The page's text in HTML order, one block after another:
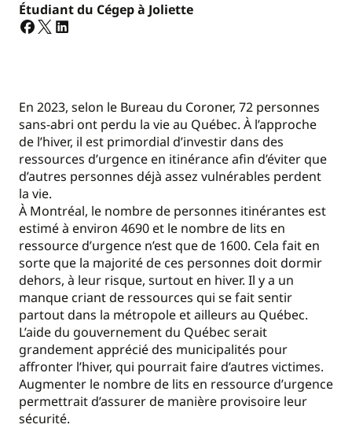
Étudiant du Cégep à Joliette
En 2023, selon le Bureau du Coroner, 72 personnes
sans-abri ont perdu la vie au Québec. À l’approche
de l’hiver, il est primordial d’investir dans des
ressources d’urgence en itinérance afin d’éviter que
d’autres personnes déjà assez vulnérables perdent
la vie.
À Montréal, le nombre de personnes itinérantes est
estimé à environ 4690 et le nombre de lits en
ressource d’urgence n’est que de 1600. Cela fait en
sorte que la majorité de ces personnes doit dormir
dehors, à leur risque, surtout en hiver. Il y a un
manque criant de ressources qui se fait sentir
partout dans la métropole et ailleurs au Québec.
L’aide du gouvernement du Québec serait
grandement apprécié des municipalités pour
affronter l’hiver, qui pourrait faire d’autres victimes.
Augmenter le nombre de lits en ressource d’urgence
permettrait d’assurer de manière provisoire leur
sécurité.